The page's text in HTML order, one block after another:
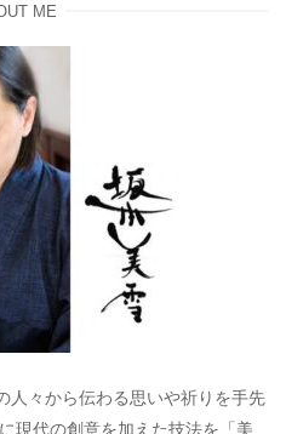
ME
人々から伝わる思いや祈りを手先
現代の創意を加えた技法を「美